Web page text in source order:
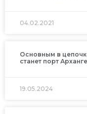
04.02.2021
Основным в
станет порт
19.05.2024